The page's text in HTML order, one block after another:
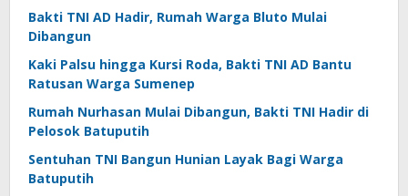
Bakti TNI AD Hadir, Rumah Warga Bluto Mulai
Dibangun
Kaki Palsu hingga Kursi Roda, Bakti TNI AD Bantu
Ratusan Warga Sumenep
Rumah Nurhasan Mulai Dibangun, Bakti TNI Hadir di
Pelosok Batuputih
Sentuhan TNI Bangun Hunian Layak Bagi Warga
Batuputih